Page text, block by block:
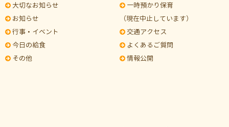
大切なお知らせ
お知らせ
行事・イベント
今日の給食
その他
一時預かり保育
（現在中止しています）
交通アクセス
よくあるご質問
情報公開